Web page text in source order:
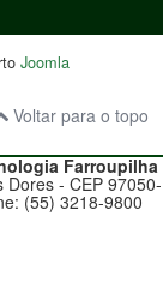
Joomla
Voltar para o topo
Farroupilha
- CEP 97050-
(55) 3218-9800